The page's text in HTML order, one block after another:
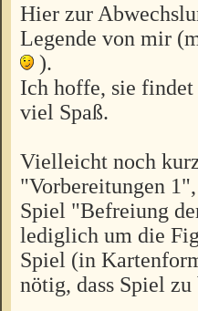
Hier zur
Legende von mir
).
Ich hoffe, sie
viel Spaß.
Vielleicht noch
"Vorbereitungen
Spiel "Befreiung
lediglich um die
Spiel (in
nötig, dass Spiel